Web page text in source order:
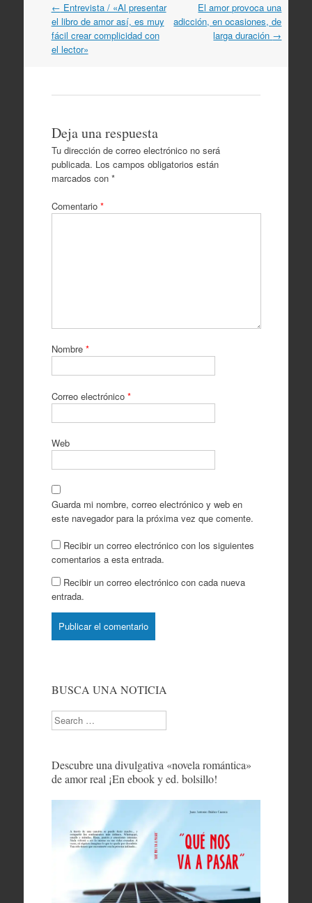
Navegación
por
artículos
← Entrevista / «Al presentar
el libro de amor así, es muy
fácil crear complicidad con
el lector»
El amor provoca una
adicción, en ocasiones, de
larga duración →
Deja una respuesta
Tu dirección de correo electrónico no será
publicada. Los campos obligatorios están
marcados con *
Comentario *
Nombre *
Correo electrónico *
Web
Guarda mi nombre, correo electrónico y web en
este navegador para la próxima vez que comente.
Recibir un correo electrónico con los siguientes
comentarios a esta entrada.
Recibir un correo electrónico con cada nueva
entrada.
BUSCA UNA NOTICIA
Search
Descubre una divulgativa «novela romántica»
de amor real ¡En ebook y ed. bolsillo!